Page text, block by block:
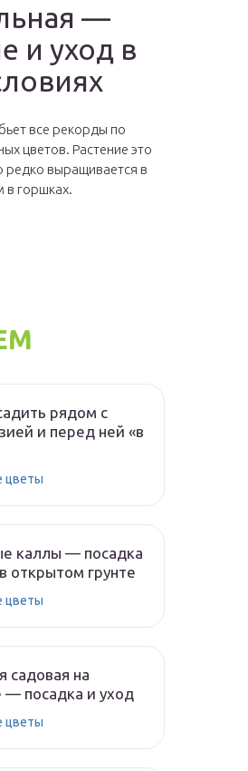
—
и уход в
все рекорды по
цветов. Растение это
редко выращивается в
в горшках.
рядом с
и перед ней «в
цветы
каллы — посадка
открытом грунте
цветы
садовая на
— посадка и уход
цветы